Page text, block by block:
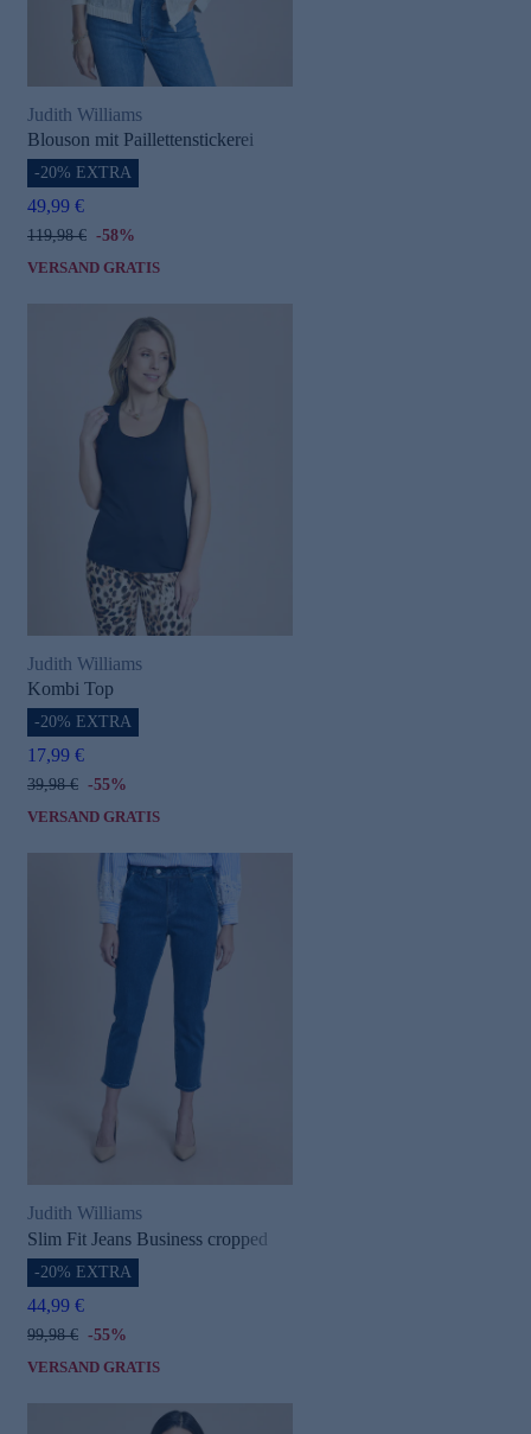
Judith Williams
Blouson mit Paillettenstickerei
-20% EXTRA
49,99 €
119,98 € -58%
VERSAND GRATIS
Judith Williams
Kombi Top
-20% EXTRA
17,99 €
39,98 € -55%
VERSAND GRATIS
Judith Williams
Slim Fit Jeans Business cropped
-20% EXTRA
44,99 €
99,98 € -55%
VERSAND GRATIS